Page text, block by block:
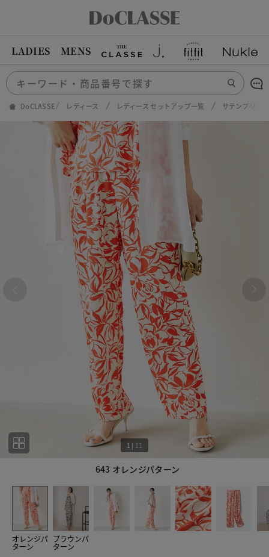
LADIES MENS
DoCLASSE レディース レディース セットアップ一覧 サテンプリン
643 オレンジパターン
1 | 11
オレンジパ
ターン
ブラウンパ
ターン